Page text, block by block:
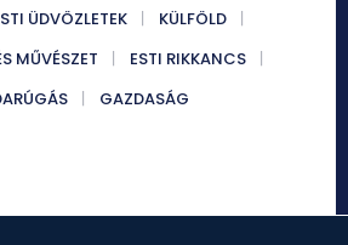
ÜDVÖZLETEK
KÜLFÖLD
MŰVÉSZET
ESTI RIKKANCS
GAZDASÁG